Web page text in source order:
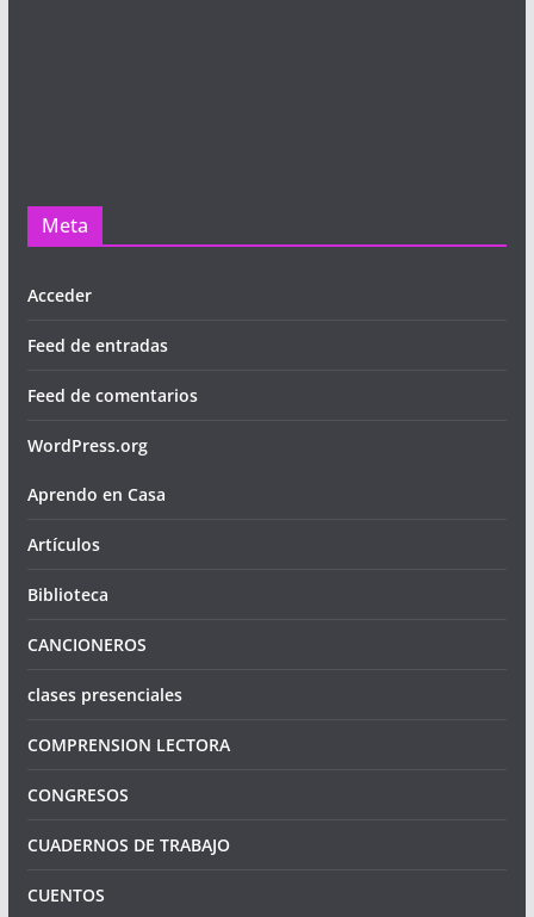
Meta
Acceder
Feed de entradas
Feed de comentarios
WordPress.org
Aprendo en Casa
Artículos
Biblioteca
CANCIONEROS
clases presenciales
COMPRENSION LECTORA
CONGRESOS
CUADERNOS DE TRABAJO
CUENTOS